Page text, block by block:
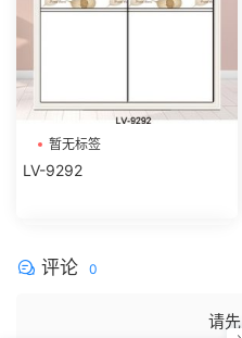
暂无标签
LV-9292
评论 0
请先